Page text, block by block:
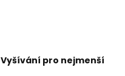
Vyšívání pro nejmenší